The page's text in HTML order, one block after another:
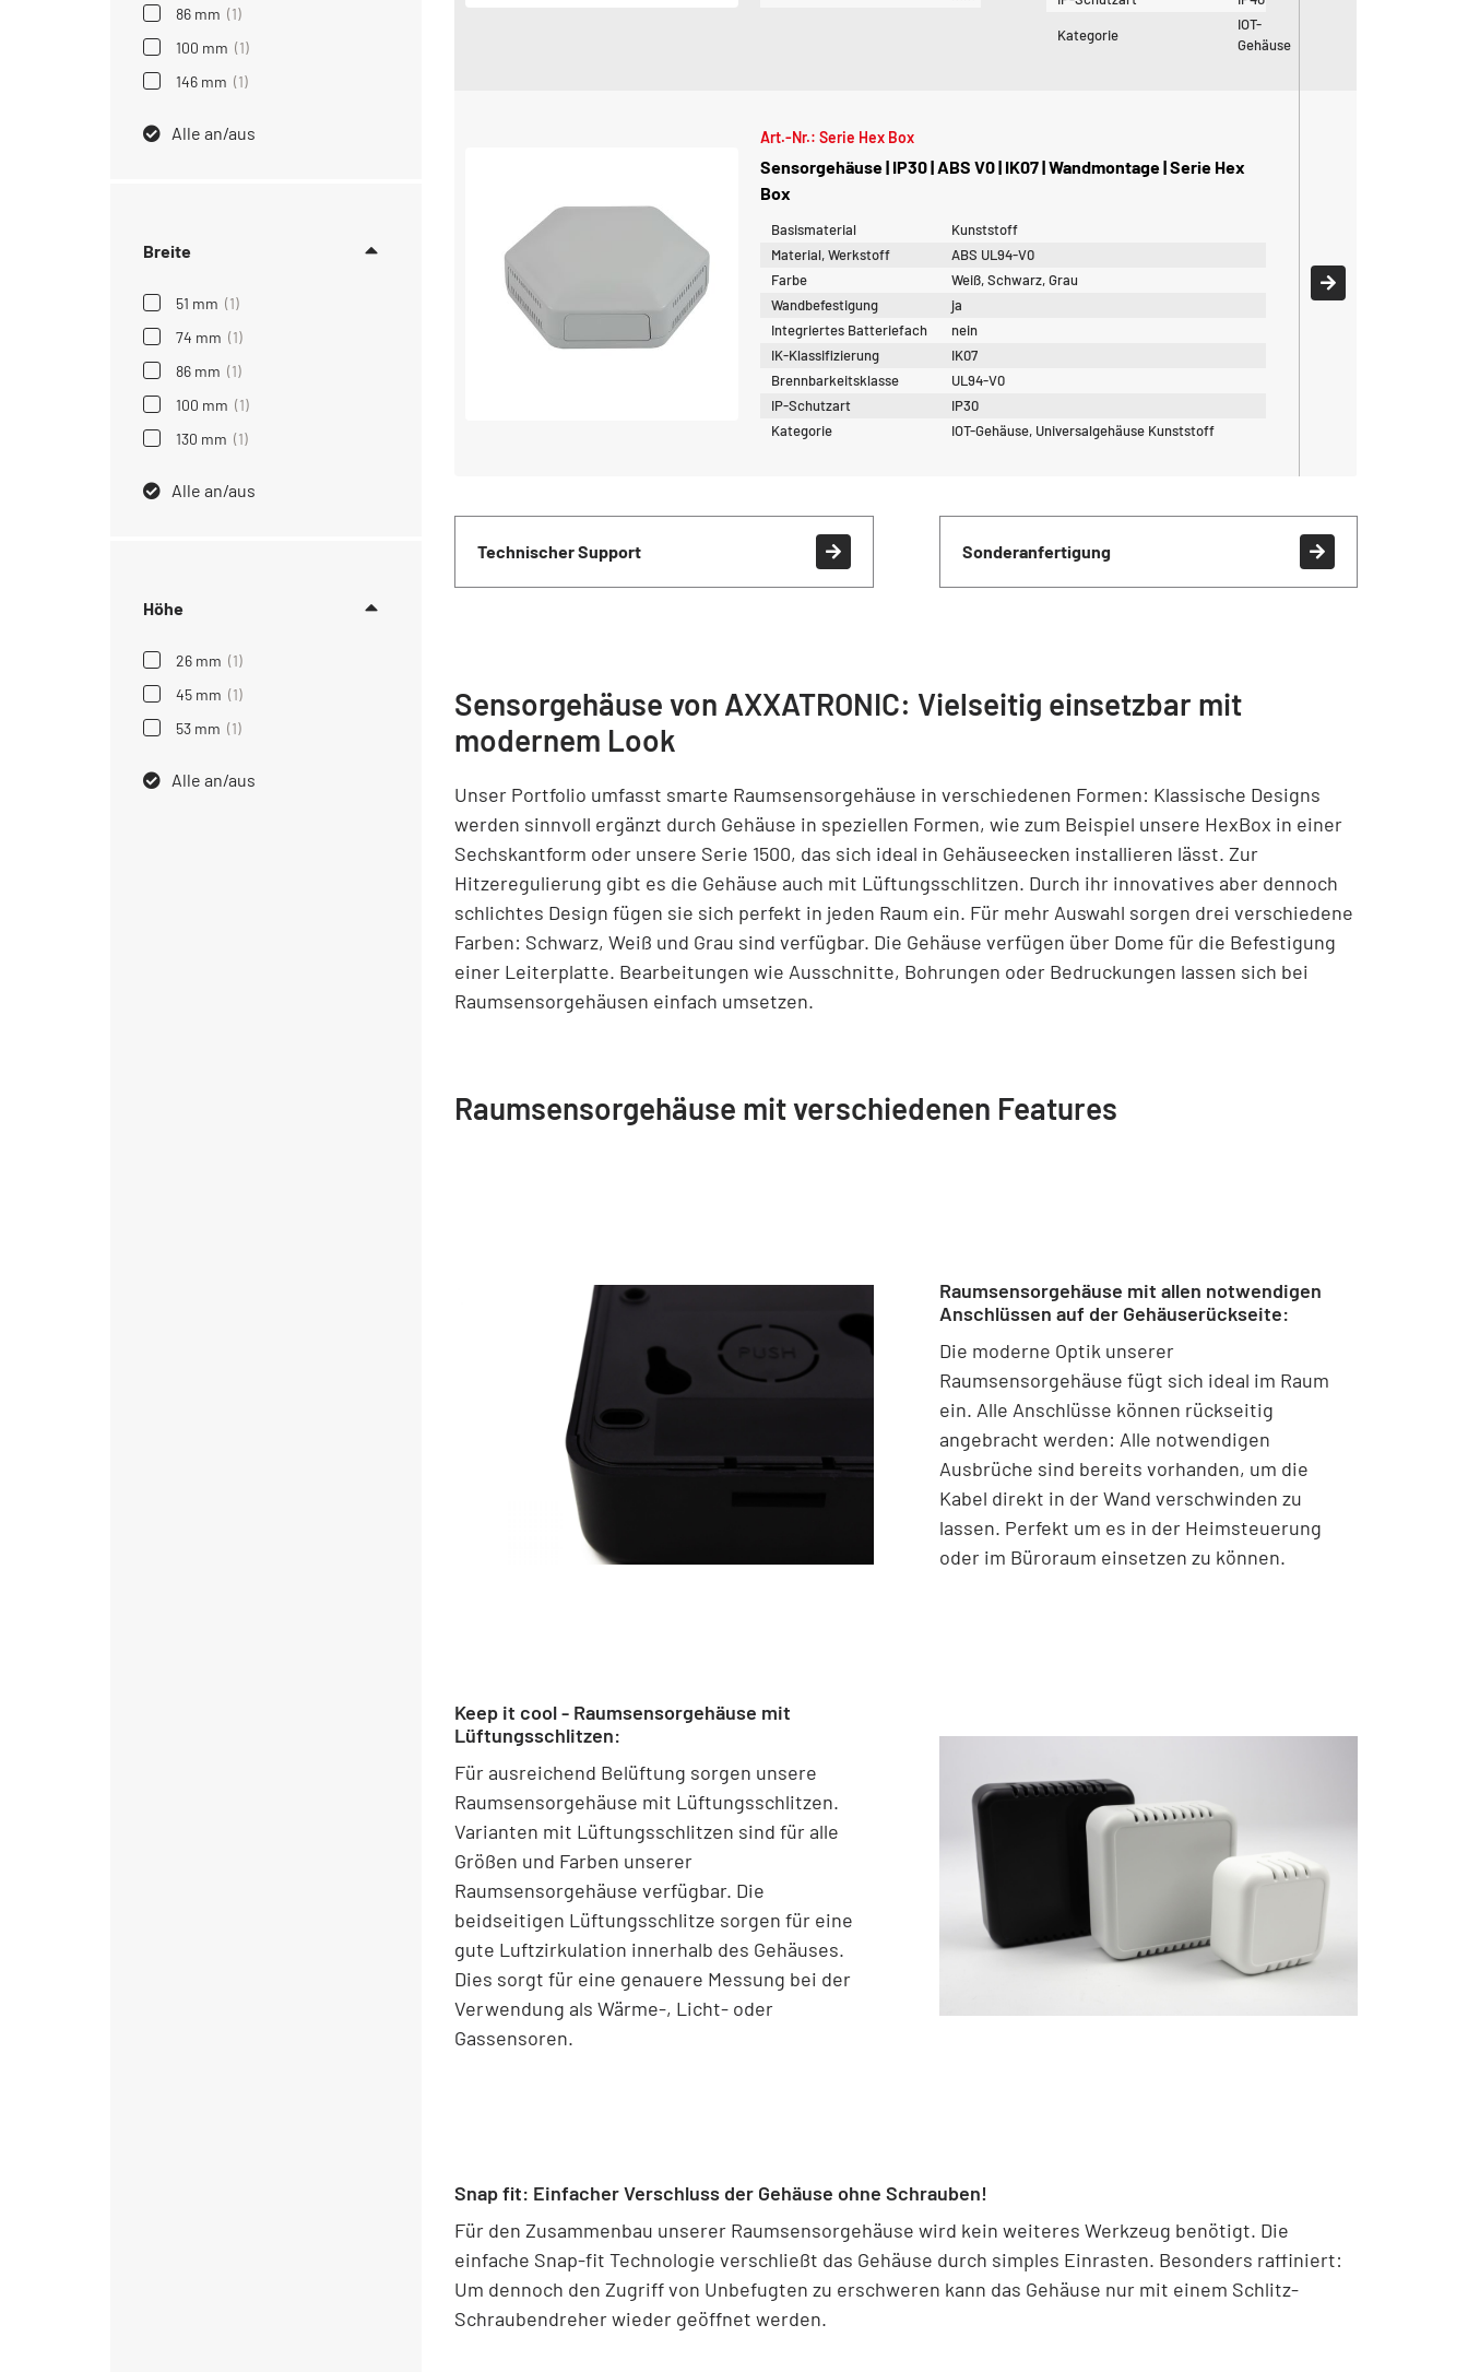
Kategorie
IOT-
Gehäuse
Art.-Nr.: Serie Hex Box
Sensorgehäuse | IP30 | ABS V0 | IK07 | Wandmontage | Serie Hex
Box
Basismaterial
Kunststoff
Material, Werkstoff
ABS UL94-V0
Farbe
Weiß, Schwarz, Grau
Wandbefestigung
ja
Integriertes Batteriefach
nein
IK-Klassifizierung
IK07
Brennbarkeitsklasse
UL94-V0
IP-Schutzart
IP30
Kategorie
IOT-Gehäuse, Universalgehäuse Kunststoff
Technischer Support Sonderanfertigung
Sensorgehäuse von AXXATRONIC: Vielseitig einsetzbar mit
modernem Look
Unser Portfolio umfasst smarte Raumsensorgehäuse in verschiedenen Formen: Klassische Designs
werden sinnvoll ergänzt durch Gehäuse in speziellen Formen, wie zum Beispiel unsere HexBox in einer
Sechskantform oder unsere Serie 1500, das sich ideal in Gehäuseecken installieren lässt. Zur
Hitzeregulierung gibt es die Gehäuse auch mit Lüftungsschlitzen. Durch ihr innovatives aber dennoch
schlichtes Design fügen sie sich perfekt in jeden Raum ein. Für mehr Auswahl sorgen drei verschiedene
Farben: Schwarz, Weiß und Grau sind verfügbar. Die Gehäuse verfügen über Dome für die Befestigung
einer Leiterplatte. Bearbeitungen wie Ausschnitte, Bohrungen oder Bedruckungen lassen sich bei
Raumsensorgehäusen einfach umsetzen.
Raumsensorgehäuse mit verschiedenen Features
Raumsensorgehäuse mit allen notwendigen
Anschlüssen auf der Gehäuserückseite:
Die moderne Optik unserer
Raumsensorgehäuse fügt sich ideal im Raum
ein. Alle Anschlüsse können rückseitig
angebracht werden: Alle notwendigen
Ausbrüche sind bereits vorhanden, um die
Kabel direkt in der Wand verschwinden zu
lassen. Perfekt um es in der Heimsteuerung
oder im Büroraum einsetzen zu können.
Keep it cool - Raumsensorgehäuse mit
Lüftungsschlitzen:
Für ausreichend Belüftung sorgen unsere
Raumsensorgehäuse mit Lüftungsschlitzen.
Varianten mit Lüftungsschlitzen sind für alle
Größen und Farben unserer
Raumsensorgehäuse verfügbar. Die
beidseitigen Lüftungsschlitze sorgen für eine
gute Luftzirkulation innerhalb des Gehäuses.
Dies sorgt für eine genauere Messung bei der
Verwendung als Wärme-, Licht- oder
Gassensoren.
Snap fit: Einfacher Verschluss der Gehäuse ohne Schrauben!
Für den Zusammenbau unserer Raumsensorgehäuse wird kein weiteres Werkzeug benötigt. Die
einfache Snap-fit Technologie verschließt das Gehäuse durch simples Einrasten. Besonders raffiniert:
Um dennoch den Zugriff von Unbefugten zu erschweren kann das Gehäuse nur mit einem Schlitz-
Schraubendreher wieder geöffnet werden.
86 mm (1)
100 mm (1)
146 mm (1)
Alle an/aus
Breite
51 mm (1)
74 mm (1)
86 mm (1)
100 mm (1)
130 mm (1)
Alle an/aus
Höhe
26 mm (1)
45 mm (1)
53 mm (1)
Alle an/aus